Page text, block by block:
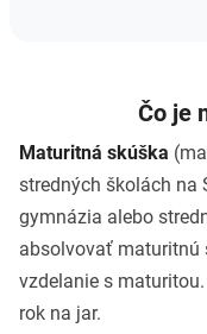
Čo je
Maturitná skúška
stredných školách na
gymnázia alebo
absolvovať maturitnú
vzdelanie s
rok na jar.